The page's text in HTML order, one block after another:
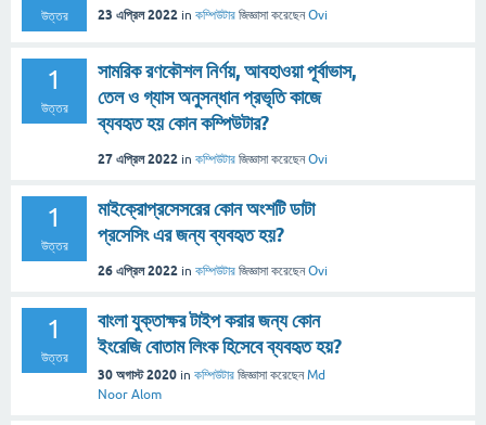
উত্তর 23 এপ্রিল 2022 in কম্পিউটার জিজ্ঞাসা করেছেনOvi
1
উত্তর
সামরিক রণকৌশল নির্ণয়, আবহাওয়া পূর্বাভাস,
তেল ও গ্যাস অনুসন্ধান প্রভৃতি কাজে
ব্যবহৃত হয় কোন কম্পিউটার?
27 এপ্রিল 2022 in কম্পিউটার জিজ্ঞাসা করেছেনOvi
1
উত্তর
মাইক্রোপ্রসেসরের কোন অংশটি ডাটা
প্রসেসিং এর জন্য ব্যবহৃত হয়?
26 এপ্রিল 2022 in কম্পিউটার জিজ্ঞাসা করেছেনOvi
1
উত্তর
বাংলা যুক্তাক্ষর টাইপ করার জন্য কোন
ইংরেজি বোতাম লিংক হিসেবে ব্যবহৃত হয়?
30 অগাস্ট 2020 in কম্পিউটার জিজ্ঞাসা করেছেনMd
Noor Alom